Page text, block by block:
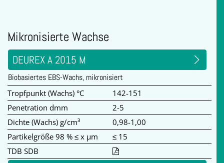
Mikronisierte Wachse
DEUREX A 2015 M
Biobasiertes EBS-Wachs, mikronisiert
Tropfpunkt (Wachs) °C
142-151
Penetration dmm
2-5
Dichte (Wachs) g/cm³
0,98-1,00
Partikelgröße 98 % ≤ x µm
≤ 15
TDB SDB